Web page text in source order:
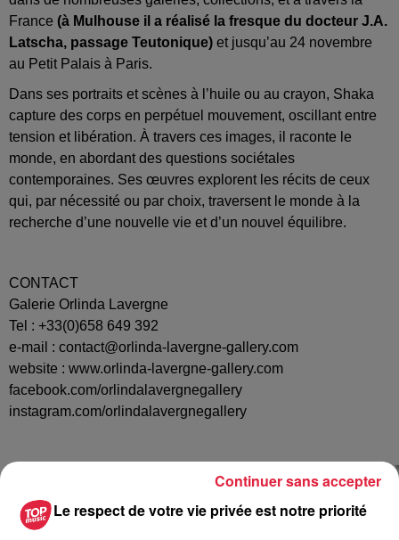
France (à Mulhouse il a réalisé la fresque du docteur J.A.
Latscha, passage Teutonique) et jusqu’au 24 novembre
au Petit Palais à Paris.
Dans ses portraits et scènes à l’huile ou au crayon, Shaka
capture des corps en perpétuel mouvement, oscillant entre
tension et libération. À travers ces images, il raconte le
monde, en abordant des questions sociétales
contemporaines. Ses œuvres explorent les récits de ceux
qui, par nécessité ou par choix, traversent le monde à la
recherche d’une nouvelle vie et d’un nouvel équilibre.
CONTACT
Galerie Orlinda Lavergne
Tel : +33(0)658 649 392
e-mail : contact@orlinda-lavergne-gallery.com
website : www.orlinda-lavergne-gallery.com
facebook.com/orlindalavergnegallery
instagram.com/orlindalavergnegallery
Le respect de votre vie privée est notre priorité
Continuer sans accepter